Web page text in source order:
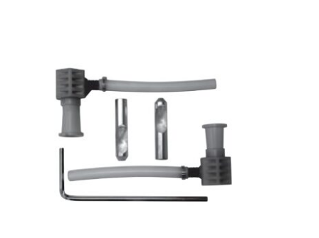
да пасва до съвършенство във вашата баня, той
осигурява и пълно усещане за комфорт, без значение от
вида на цялостното обзавеждане. Създаден е за да се
впише с лекота във всяко едно съвременно
обзавеждане.
Бързият монтаж и пестенето на вода са други важни
предимства на италианския санитарен фаянс, които